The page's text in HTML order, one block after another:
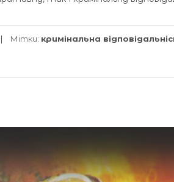
Мітки: кримінальна